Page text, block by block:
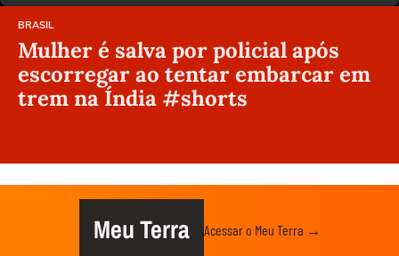
BRASIL
Mulher é salva por policial após
escorregar ao tentar embarcar em
trem na Índia #shorts
Meu Terra Acessar o Meu Terra →